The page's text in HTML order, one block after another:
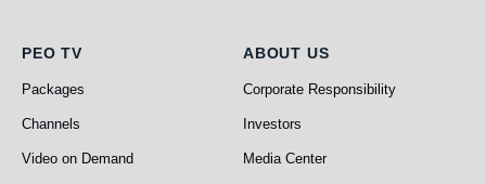
PEO TV
PEO TV
Packages
Channels
Video on Demand
About Us
ABOUT US
Corporate Responsibility
Investors
Media Center